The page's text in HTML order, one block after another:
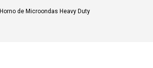
Horno de Microondas Heavy Duty